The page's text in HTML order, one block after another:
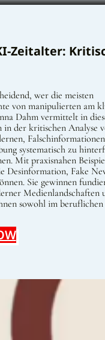
Zeitalter:
wer die meisten
von manipulierten am
Dahm vermittelt in
in der kritischen Analyse
systematisch zu
Mit praxisnahen
Desinformation, Fake
Sie gewinnen
Medienlandschaften
sowohl im beruflichen